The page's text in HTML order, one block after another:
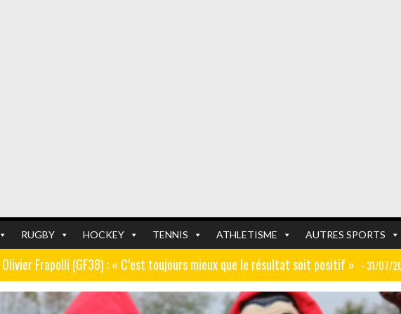
RUGBY HOCKEY TENNIS ATHLETISME AUTRES SPORTS
Olivier Frapolli (GF38) : « C’est toujours mieux que le résultat soit positif » - 31/07/
Christophe Pélissier (ex AJ Auxerre) : « Le travail dans les centres de formation est
FOOTBALL FOOTBALL